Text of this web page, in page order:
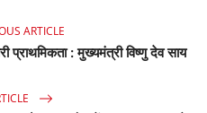
ARTICLE
प्राथमिकता : मुख्यमंत्री विष्णु देव साय